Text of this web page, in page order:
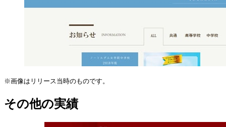
※画像はリリース当時のものです。
その他の実績